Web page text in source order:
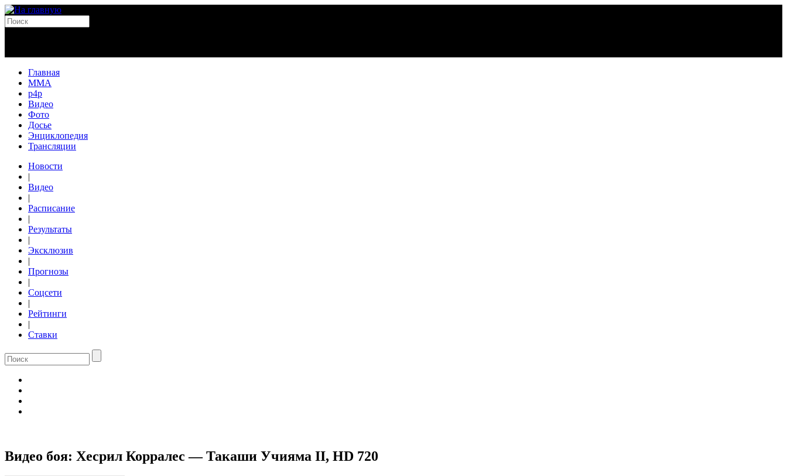
Главная
MMA
p4p
Видео
Фото
Досье
Энциклопедия
Трансляции
Новости
|
Видео
|
Расписание
|
Результаты
|
Эксклюзив
|
Прогнозы
|
Соцсети
|
Рейтинги
|
Ставки
Видео боя: Хесрил Корралес — Такаши Учияма II, HD 720